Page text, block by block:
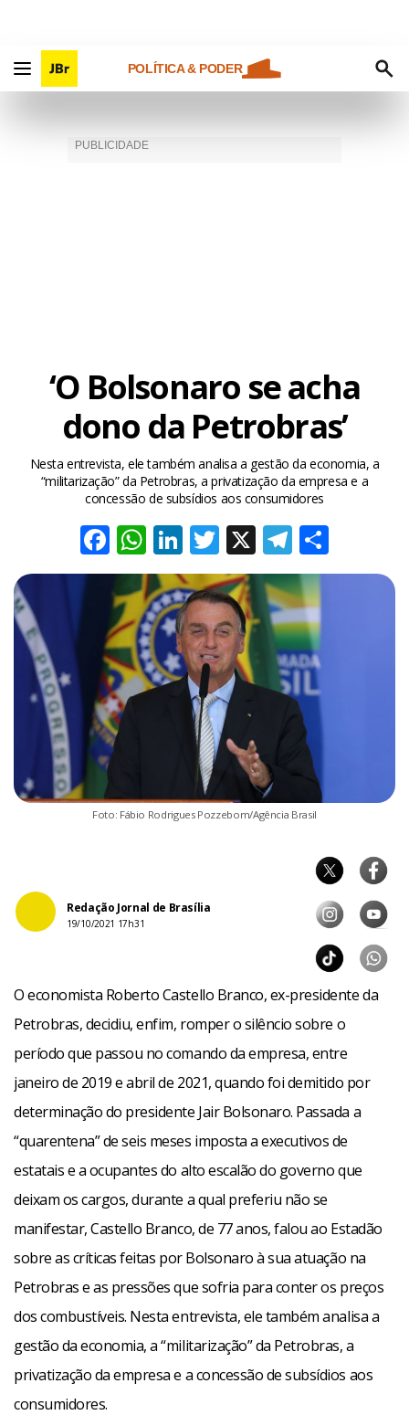
POLÍTICA & PODER
‘O Bolsonaro se acha
dono da Petrobras’
Nesta entrevista, ele também analisa a gestão da economia, a
“militarização” da Petrobras, a privatização da empresa e a
concessão de subsídios aos consumidores
Facebook
WhatsApp
LinkedIn
Twitter
X
Foto: Fábio Rodrigues Pozzebom/Agência Brasil
Redação Jornal de Brasília
19/10/2021 17h31
O economista Roberto Castello Branco, ex-presidente da
Petrobras, decidiu, enfim, romper o silêncio sobre o
período que passou no comando da empresa, entre
janeiro de 2019 e abril de 2021, quando foi demitido por
determinação do presidente Jair Bolsonaro. Passada a
“quarentena” de seis meses imposta a executivos de
estatais e a ocupantes do alto escalão do governo que
deixam os cargos, durante a qual preferiu não se
manifestar, Castello Branco, de 77 anos, falou ao Estadão
sobre as críticas feitas por Bolsonaro à sua atuação na
Petrobras e as pressões que sofria para conter os preços
dos combustíveis. Nesta entrevista, ele também analisa a
gestão da economia, a “militarização” da Petrobras, a
privatização da empresa e a concessão de subsídios aos
consumidores.